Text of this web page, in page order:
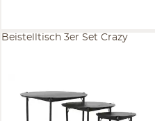
Beistelltisch 3er Set Crazy